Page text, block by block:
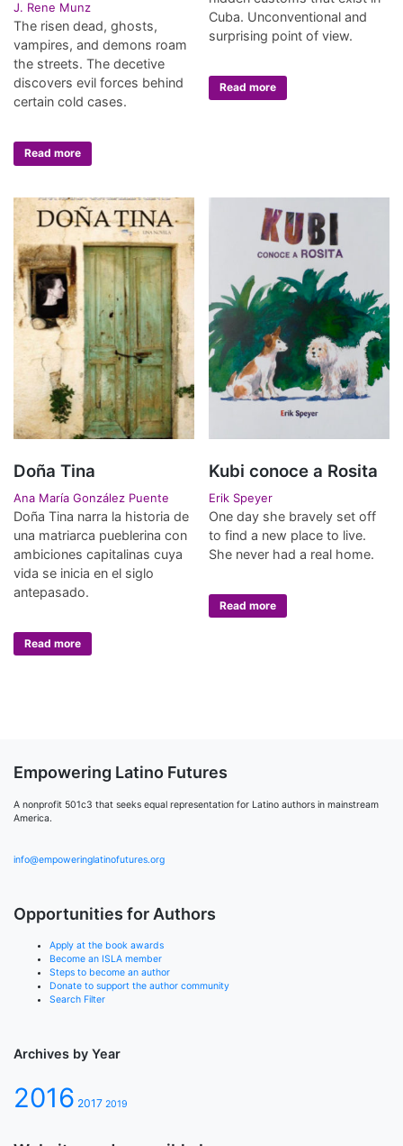
J. Rene Munz
The risen dead, ghosts,
vampires, and demons roam
the streets. The decetive
discovers evil forces behind
certain cold cases.
Read more
Cuba. Unconventional and
surprising point of view.
Read more
Doña Tina
Ana María González Puente
Doña Tina narra la historia de
una matriarca pueblerina con
ambiciones capitalinas cuya
vida se inicia en el siglo
antepasado.
Read more
Kubi conoce a Rosita
Erik Speyer
One day she bravely set off
to find a new place to live.
She never had a real home.
Read more
Empowering Latino Futures
A nonprofit 501c3 that seeks equal representation for Latino authors in mainstream
America.
info@empoweringlatinofutures.org
Opportunities for Authors
Apply at the book awards
Become an ISLA member
Steps to become an author
Donate to support the author community
Search Filter
Archives by Year
2016 2017 2019